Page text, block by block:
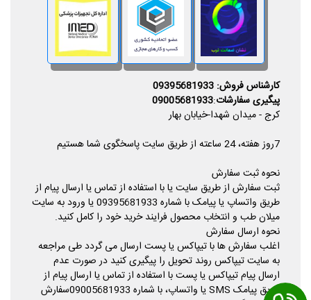
کارشناس فروش: 09395681933
پیگیری سفارشات:
09005681933
کرج - میدان شهدا-خیابان بهار
7روز هفته، 24 ساعته از طریق سایت پاسخگوی شما هستیم
نحوه ثبت سفارش
ثبت سفارش از طریق سایت یا با استفاده از تماس یا ارسال پیام از
طریق واتساپ یا پیامک با شماره 09395681933 یا ورود به سایت
میلان طب و انتخاب محصول فرایند خرید خود را کامل کنید.
نحوه ارسال سفارش
اغلب سفارش ها با تیپاکس یا پست ارسال می گردد طی مراجعه
به سایت تیپاکس روند تحویل را پیگیری کنید در صورت عدم
ارسال پیام تیپاکس یا پست با استفاده از تماس یا ارسال پیام از
طریق پیامک SMS یا واتساپ، با شماره 09005681933سفارش